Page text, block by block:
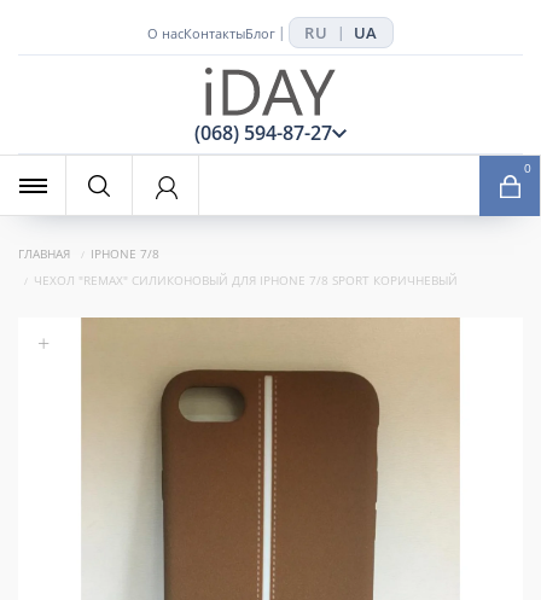
О насКонтактыБлог | RU | UA
(068) 594-87-27
0
ГЛАВНАЯ
IPHONE 7/8
ЧЕХОЛ "REMAX" СИЛИКОНОВЫЙ ДЛЯ IPHONE 7/8 SPORT КОРИЧНЕВЫЙ
+